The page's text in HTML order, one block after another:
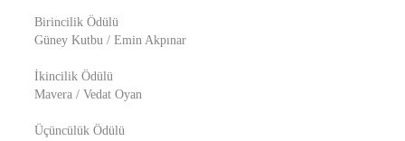
Birincilik Ödülü
Güney Kutbu / Emin Akpınar
İkincilik Ödülü
Mavera / Vedat Oyan
Üçüncülük Ödülü